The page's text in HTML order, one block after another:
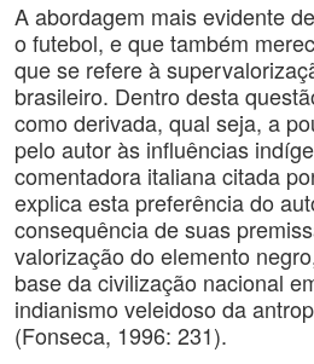
A abordagem mais evidente
o futebol, e que também
que se refere à
brasileiro. Dentro desta
como derivada, qual seja, a
pelo autor às influências
comentadora italiana citada
explica esta preferência do
consequência de suas
valorização do elemento
base da civilização nacional
indianismo veleidoso da
(Fonseca, 1996: 231).